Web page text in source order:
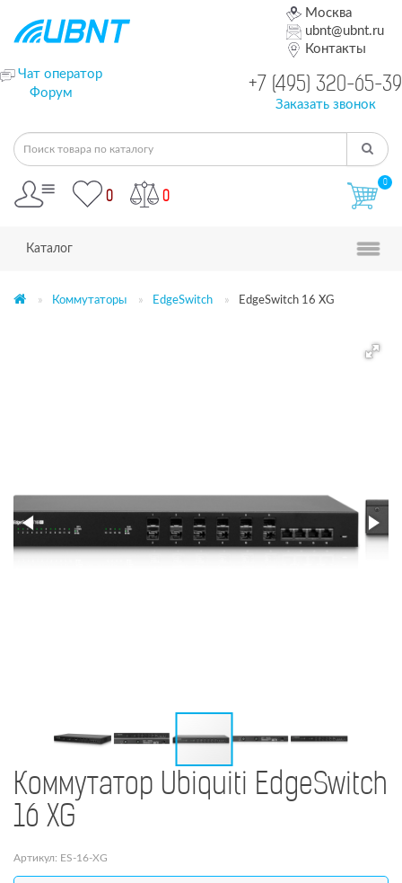
Москва
ubnt@ubnt.ru
Контакты
Чат оператор
Форум
+7 (495) 320-65-39
Заказать звонок
0 0
0
Каталог
Коммутаторы EdgeSwitch EdgeSwitch 16 XG
Коммутатор Ubiquiti EdgeSwitch
16 XG
Артикул: ES-16-XG